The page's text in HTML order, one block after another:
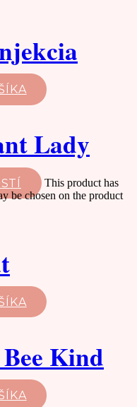
Lady
This product has
be chosen on the product
Kind